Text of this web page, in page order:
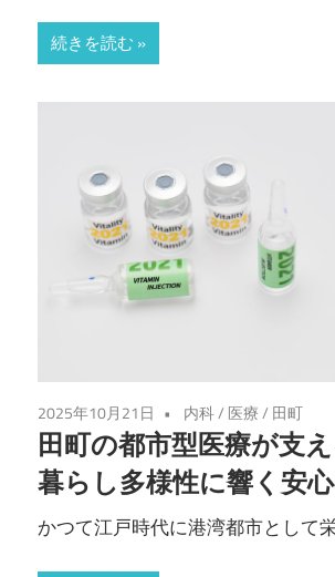
続きを読む
2025年10月21日 内科/ 医療/ 田町
田町の都市型医療が支
暮らし多様性に響く安
かつて江戸時代に港湾都市として